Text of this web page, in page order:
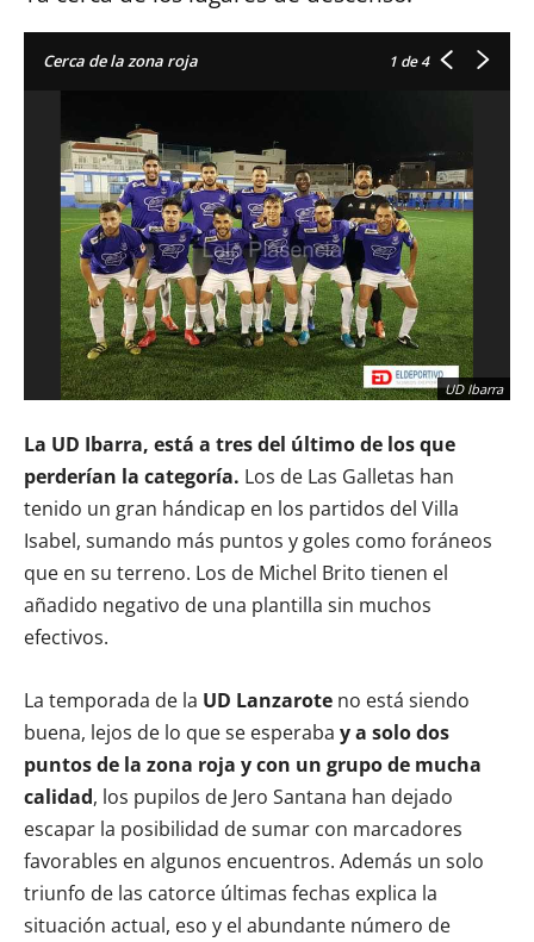
Cerca de la zona roja 1 de 4
UD Ibarra
La UD Ibarra, está a tres del último de los que
perderían la categoría. Los de Las Galletas han
tenido un gran hándicap en los partidos del Villa
Isabel, sumando más puntos y goles como foráneos
que en su terreno. Los de Michel Brito tienen el
añadido negativo de una plantilla sin muchos
efectivos.
La temporada de la UD Lanzarote no está siendo
buena, lejos de lo que se esperaba y a solo dos
puntos de la zona roja y con un grupo de mucha
calidad, los pupilos de Jero Santana han dejado
escapar la posibilidad de sumar con marcadores
favorables en algunos encuentros. Además un solo
triunfo de las catorce últimas fechas explica la
situación actual, eso y el abundante número de